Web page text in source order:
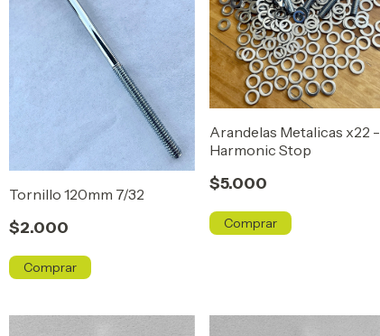
Tornillo 120mm 7/32
$2.000
Arandelas Metalicas x22 -
Harmonic Stop
$5.000